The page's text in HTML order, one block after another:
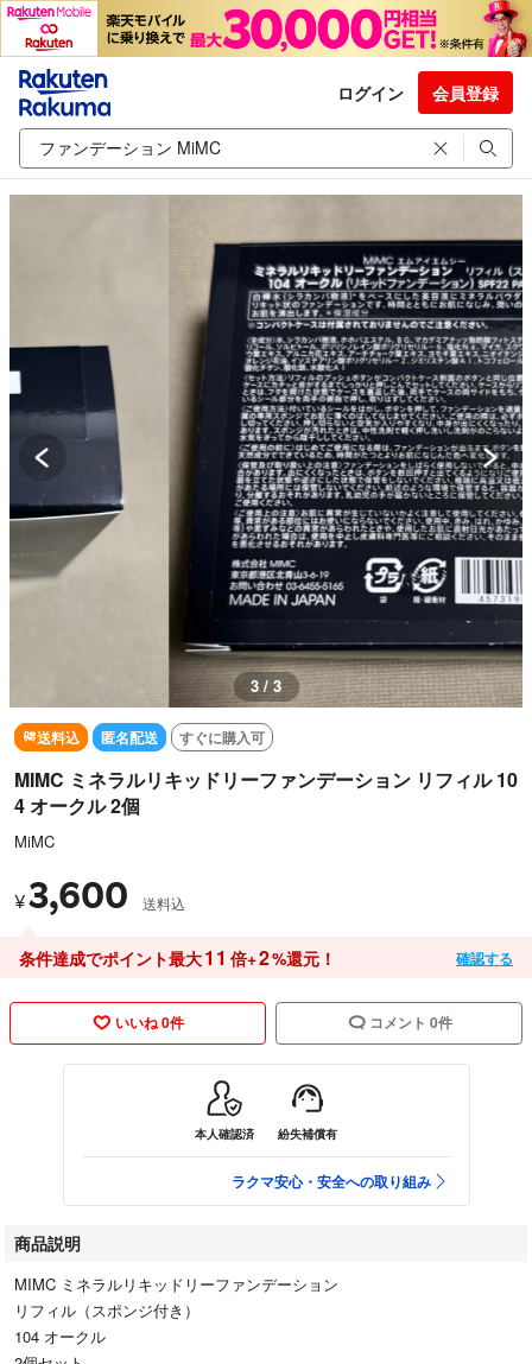
ログイン 会員登録
3 / 3
送料込 匿名配送 すぐに購入可
MIMC ミネラルリキッドリーファンデーション リフィル 10
4 オークル 2個
MiMC
¥3,600 送料込
条件達成でポイント最大11 倍+2%還元！ 確認する
いいね 0件 コメント 0件
本人確認済 紛失補償有
ラクマ安心・安全への取り組み
商品説明
MIMC ミネラルリキッドリーファンデーション
リフィル（スポンジ付き）
104 オークル